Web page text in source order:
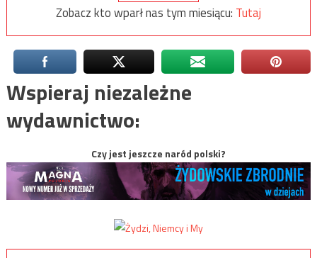
Zobacz kto wparł nas tym miesiącu: Tutaj
Wspieraj niezależne
wydawnictwo:
Czy jest jeszcze naród polski?